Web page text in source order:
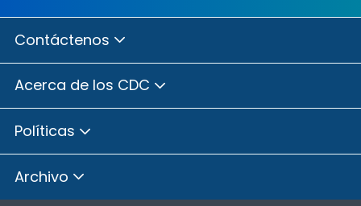
Contáctenos
Acerca de los CDC
Políticas
Archivo